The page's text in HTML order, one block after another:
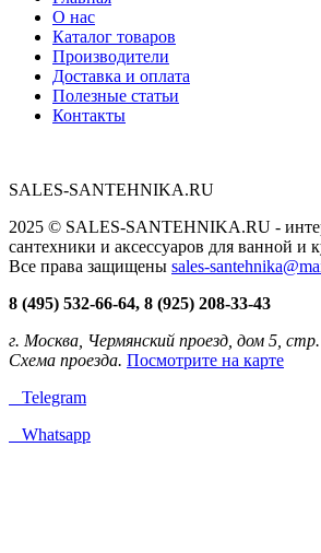
О нас
Каталог товаров
Производители
Доставка и оплата
Полезные статьи
Контакты
SALES-SANTEHNIKA.RU
2025 © SALES-SANTEHNIKA.RU -
сантехники и аксессуаров для ванной и
Все права защищены sales-
8 (495) 532-66-64, 8 (925) 208-33-43
г. Москва, Чермянский проезд, дом 5,
Схема проезда. Посмотрите на карте
Telegram
Whatsapp